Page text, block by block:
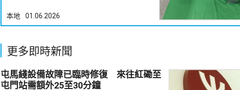
本地 01.06.2026
更多即時新聞
屯馬綫設備故障已臨時修復 來往紅磡至
屯門站需額外25至30分鐘